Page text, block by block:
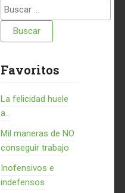
Buscar:
Favoritos
La felicidad huele
a...
Mil maneras de NO
conseguir trabajo
Inofensivos e
indefensos